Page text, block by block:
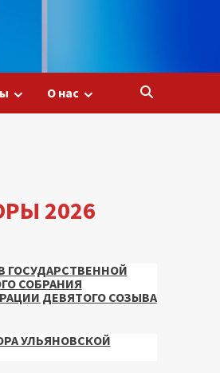
О нас
2026
ГОСУДАРСТВЕННОЙ
СОБРАНИЯ
ДЕВЯТОГО СОЗЫВА
УЛЬЯНОВСКОЙ